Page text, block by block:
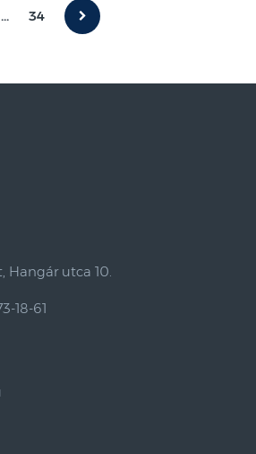
... 34
Hangár utca 10.
18-61